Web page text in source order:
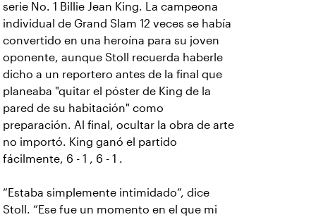
serie No. 1 Billie Jean King. La campeona
individual de Grand Slam 12 veces se había
convertido en una heroína para su joven
oponente, aunque Stoll recuerda haberle
dicho a un reportero antes de la final que
planeaba "quitar el póster de King de la
pared de su habitación" como
preparación. Al final, ocultar la obra de arte
no importó. King ganó el partido
fácilmente, 6 - 1 , 6 - 1 .
“Estaba simplemente intimidado”, dice
Stoll. “Ese fue un momento en el que mi